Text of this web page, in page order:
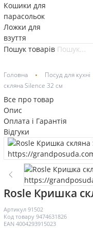
Кошики для
парасольок
Ложки для
взуття
Пошук товарів
Головна Посуд для кухні
скляна Silence 32 см
Все про товар
Опис
Оплата і Гарантія
Відгуки
Rosle Кришка
Артикул 91502
Код товару 9474631826
EAN 4004293915023